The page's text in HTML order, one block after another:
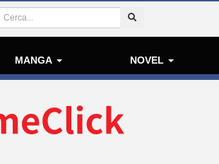
MANGA NOVEL